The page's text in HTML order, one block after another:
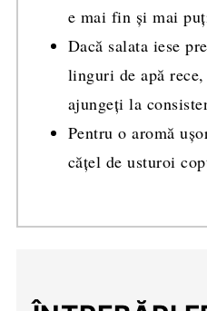
e mai fin și mai
Dacă salata iese
linguri de apă
ajungeți la
Pentru o aromă
cățel de usturoi